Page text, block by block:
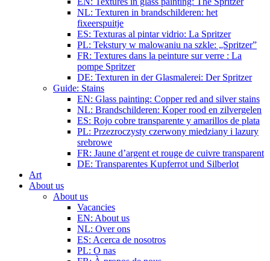
NL: Texturen in brandschilderen: het
fixeerspuitje
ES: Texturas al pintar vidrio: La Spritzer
PL: Tekstury w malowaniu na szkle: „Spritzer”
FR: Textures dans la peinture sur verre : La
pompe Spritzer
DE: Texturen in der Glasmalerei: Der Spritzer
Guide: Stains
EN: Glass painting: Copper red and silver stains
NL: Brandschilderen: Koper rood en zilvergelen
ES: Rojo cobre transparente y amarillos de plata
PL: Przezroczysty czerwony miedziany i lazury
srebrowe
FR: Jaune d’argent et rouge de cuivre transparent
DE: Transparentes Kupferrot und Silberlot
Art
About us
About us
Vacancies
EN: About us
NL: Over ons
ES: Acerca de nosotros
PL: O nas